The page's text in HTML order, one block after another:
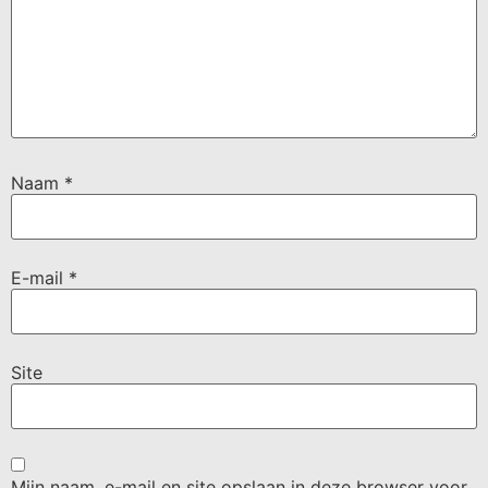
Naam *
E-mail *
Site